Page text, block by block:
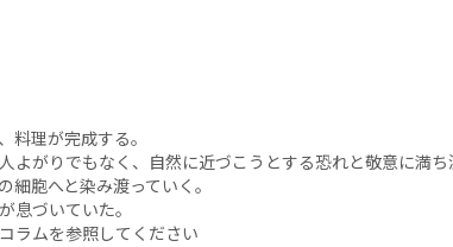
料理が完成する。
よがりでもなく、自然に近づこうとする恐れと敬意に満ち
胞へと染み渡っていく。
息づいていた。
ラムを参照してください